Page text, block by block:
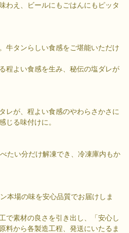
わえ、ビールにもごはんにもピッタ
牛タンらしい食感をご堪能いただけ
程よい食感を生み、秘伝の塩ダレが
レが、程よい食感のやわらさかさに
じる味付けに。
たい分だけ解凍でき、冷凍庫内もか
本場の味を安心品質でお届けしま
で素材の良さを引き出し、「安心し
料から各製造工程、発送にいたるま